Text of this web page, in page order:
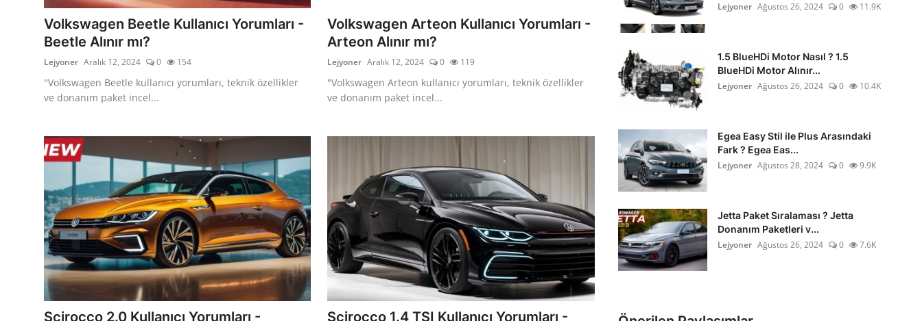
İkinci El & Ekspertiz
Muayene & Emisyon
Trafik Cezaları & Mevzuat
Sigorta & Kasko
Volkswagen Beetle Kullanıcı Yorumları -
Beetle Alınır mı?
Lejyoner Aralık 12, 2024 0 154
"Volkswagen Beetle kullanıcı yorumları, teknik özellikler
ve donanım paket incel...
Volkswagen Arteon Kullanıcı Yorumları -
Arteon Alınır mı?
Lejyoner Aralık 12, 2024 0 119
"Volkswagen Arteon kullanıcı yorumları, teknik özellikler
ve donanım paket incel...
Scirocco 2.0 Kullanıcı Yorumları -
Scirocco 1.4 TSI Kullanıcı Yorumları -
Lejyoner Ağustos 26, 2024 0 11.9K
1.5 BlueHDi Motor Nasıl ? 1.5
BlueHDi Motor Alınır...
Lejyoner Ağustos 26, 2024 0 10.4K
Egea Easy Stil ile Plus Arasındaki
Fark ? Egea Eas...
Lejyoner Ağustos 28, 2024 0 9.9K
Jetta Paket Sıralaması ? Jetta
Donanım Paketleri v...
Lejyoner Ağustos 26, 2024 0 7.6K